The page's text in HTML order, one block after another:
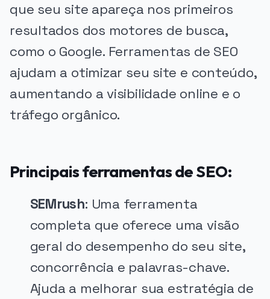
que seu site apareça nos primeiros
resultados dos motores de busca,
como o Google. Ferramentas de SEO
ajudam a otimizar seu site e conteúdo,
aumentando a visibilidade online e o
tráfego orgânico.
Principais ferramentas de SEO:
SEMrush: Uma ferramenta
completa que oferece uma visão
geral do desempenho do seu site,
concorrência e palavras-chave.
Ajuda a melhorar sua estratégia de